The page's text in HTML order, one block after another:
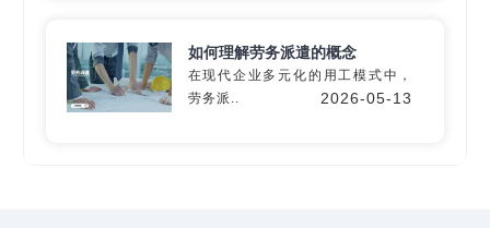
如何理解劳务派遣的概念
在现代企业多元化的用工模式中，
劳务派..
2026-05-13